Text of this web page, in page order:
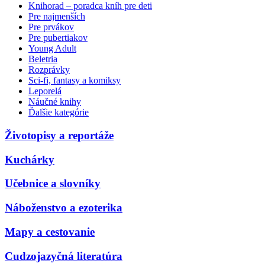
Knihorad – poradca kníh pre deti
Pre najmenších
Pre prvákov
Pre pubertiakov
Young Adult
Beletria
Rozprávky
Sci-fi, fantasy a komiksy
Leporelá
Náučné knihy
Ďalšie kategórie
Životopisy a reportáže
Kuchárky
Učebnice a slovníky
Náboženstvo a ezoterika
Mapy a cestovanie
Cudzojazyčná literatúra